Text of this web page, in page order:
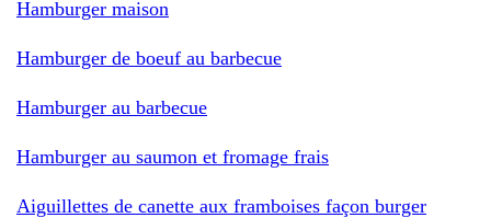
Hamburger maison
Hamburger de boeuf au barbecue
Hamburger au barbecue
Hamburger au saumon et fromage frais
Aiguillettes de canette aux framboises façon burger